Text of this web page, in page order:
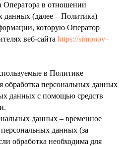
Оператора в отношении
данных (далее – Политика)
которую Оператор
веб-сайта https://simonov-
в Политике
обработка персональных данных
данных с помощью средств
данных – временное
данных (за
обработка необходима для